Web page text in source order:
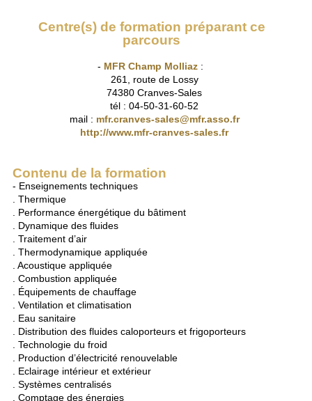
Centre(s) de formation préparant ce
parcours
- MFR Champ Molliaz:
261, route de Lossy
74380 Cranves-Sales
tél : 04-50-31-60-52
mail : mfr.cranves-sales@mfr.asso.fr
http://www.mfr-cranves-sales.fr
Contenu de la formation
- Enseignements techniques
. Thermique
. Performance énergétique du bâtiment
. Dynamique des fluides
. Traitement d’air
. Thermodynamique appliquée
. Acoustique appliquée
. Combustion appliquée
. Équipements de chauffage
. Ventilation et climatisation
. Eau sanitaire
. Distribution des fluides caloporteurs et frigoporteurs
. Technologie du froid
. Production d’électricité renouvelable
. Eclairage intérieur et extérieur
. Systèmes centralisés
. Comptage des énergies